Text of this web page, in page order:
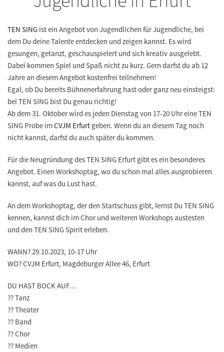
TEN SING ist ein Angebot von Jugendlichen für Jugendliche, bei
dem Du deine Talente entdecken und zeigen kannst. Es wird
gesungen, getanzt, geschauspielert und sich kreativ ausgelebt.
Dabei kommen Spiel und Spaß nicht zu kurz. Gern darfst du ab 12
Jahre an diesem Angebot kostenfrei teilnehmen!
Egal, ob Du bereits Bühnenerfahrung hast oder ganz neu einsteigst:
bei TEN SING bist Du genau richtig!
Ab dem 31. Oktober wird es jeden Dienstag von 17-20 Uhreine TEN
SING Probe imCVJM Erfurt geben. Wenn du an diesem Tag noch
nicht kannst, darfst du auch später du kommen.
Für die Neugründung des TEN SING Erfurt gibt es ein besonderes
Angebot. Einen Workshoptag, wo du schon mal alles ausprobieren
kannst, auf was du Lust hast.
An dem Workshoptag, der den Startschuss gibt, lernst Du TEN SING
kennen, kannst dich im Chor und weiteren Workshops austesten
und den TEN SING Spirit erleben.
WANN? 29.10.2023, 10-17 Uhr
WO? CVJM Erfurt, Magdeburger Allee 46, Erfurt
DU HAST BOCK AUF…
?? Tanz
?? Theater
?? Band
?? Chor
?? Medien